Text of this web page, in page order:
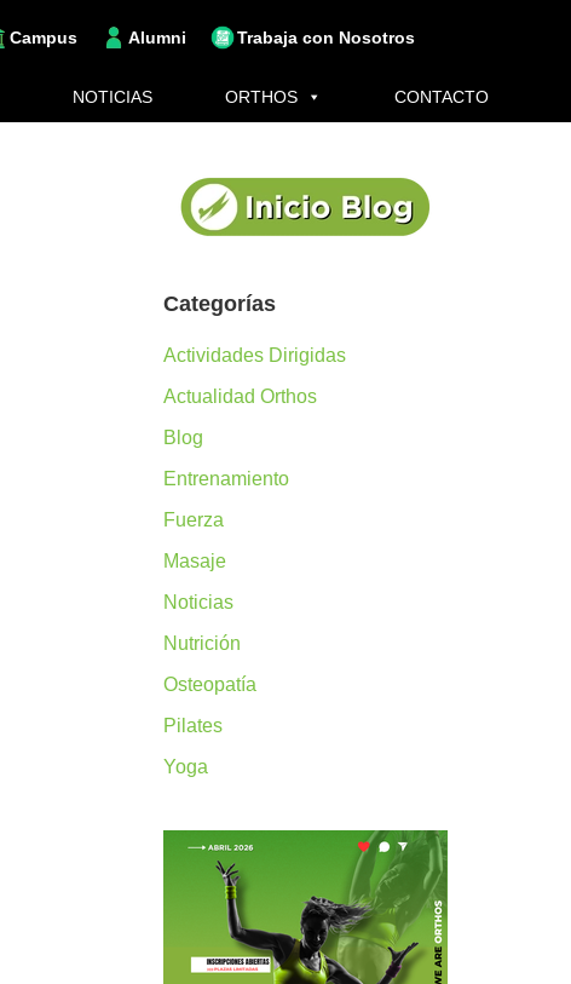
Campus Alumni Trabaja con Nosotros
NOTICIAS ORTHOS CONTACTO
Categorías
Actividades Dirigidas
Actualidad Orthos
Blog
Entrenamiento
Fuerza
Masaje
Noticias
Nutrición
Osteopatía
Pilates
Yoga